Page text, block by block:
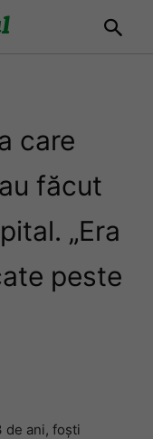
care
făcut
„Era
peste
de ani, foști